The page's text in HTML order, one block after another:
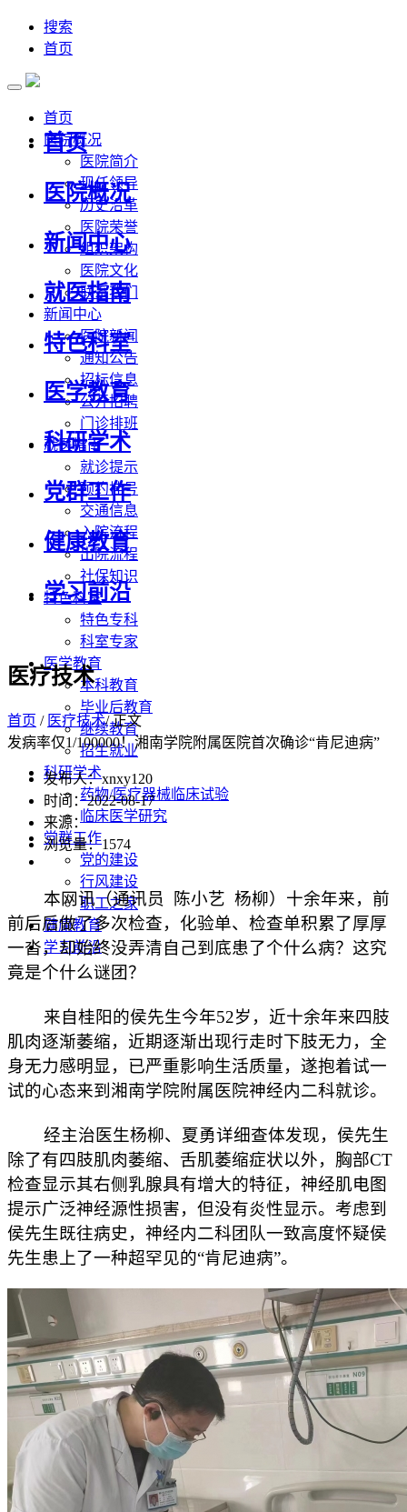
搜索
首页
首页
医院概况
医院简介
现任领导
历史沿革
医院荣誉
组织架构
医院文化
联系我们
新闻中心
医院新闻
通知公告
招标信息
公开招聘
门诊排班
就医指南
就诊提示
预约挂号
交通信息
入院流程
出院流程
社保知识
特色科室
特色专科
科室专家
医学教育
本科教育
毕业后教育
继续教育
招生就业
科研学术
药物/医疗器械临床试验
临床医学研究
党群工作
党的建设
行风建设
职工之家
健康教育
学习前沿
首页
医院概况
新闻中心
就医指南
特色科室
医学教育
科研学术
党群工作
健康教育
学习前沿
医疗技术
首页 / 医疗技术/ 正文
发病率仅1/100000！湘南学院附属医院首次确诊“肯尼迪病”
发布人：xnxy120
时间：2022-08-17
来源：
浏览量：1574
本网讯（通讯员 陈小艺 杨柳）十余年来，前
前后后做了多次检查，化验单、检查单积累了厚厚
一沓，却始终没弄清自己到底患了个什么病？这究
竟是个什么谜团？
来自桂阳的侯先生今年52岁，近十余年来四肢
肌肉逐渐萎缩，近期逐渐出现行走时下肢无力，全
身无力感明显，已严重影响生活质量，遂抱着试一
试的心态来到湘南学院附属医院神经内二科就诊。
经主治医生杨柳、夏勇详细查体发现，侯先生
除了有四肢肌肉萎缩、舌肌萎缩症状以外，胸部CT
检查显示其右侧乳腺具有增大的特征，神经肌电图
提示广泛神经源性损害，但没有炎性显示。考虑到
侯先生既往病史，神经内二科团队一致高度怀疑侯
先生患上了一种超罕见的“肯尼迪病”。